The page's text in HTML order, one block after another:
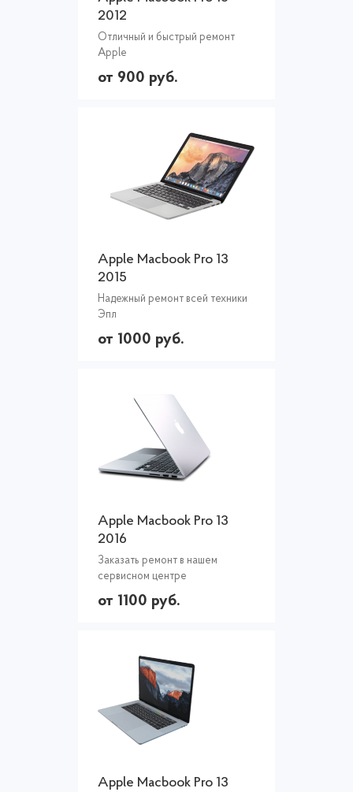
2012
Отличный и быстрый ремонт
Apple
от 900 руб.
Apple Macbook Pro 13
2015
Надежный ремонт всей техники
Эпл
от 1000 руб.
Apple Macbook Pro 13
2016
Заказать ремонт в нашем
сервисном центре
от 1100 руб.
Apple Macbook Pro 13